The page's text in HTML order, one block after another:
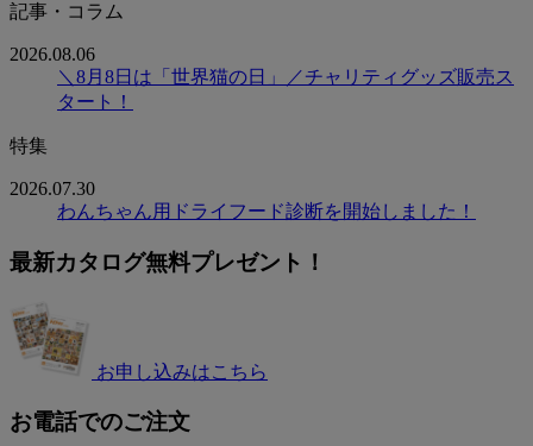
記事・コラム
2026.08.06
＼8月8日は「世界猫の日」／チャリティグッズ販売ス
タート！
特集
2026.07.30
わんちゃん用ドライフード診断を開始しました！
最新カタログ無料プレゼント！
お申し込みはこちら
お電話でのご注文